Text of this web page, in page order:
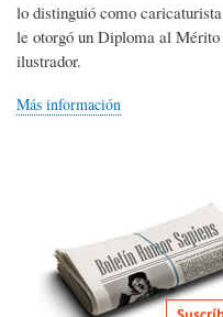
lo distinguió como
le otorgó un Diploma al
ilustrador.
Más información